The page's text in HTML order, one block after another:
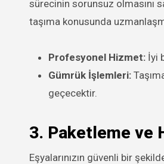
sürecinin sorunsuz olmasını
taşıma konusunda
Profesyonel Hizmet: İyi
Gümrük İşlemleri:
geçecektir.
3. Paketleme ve
Eşyalarınızın güvenli bir